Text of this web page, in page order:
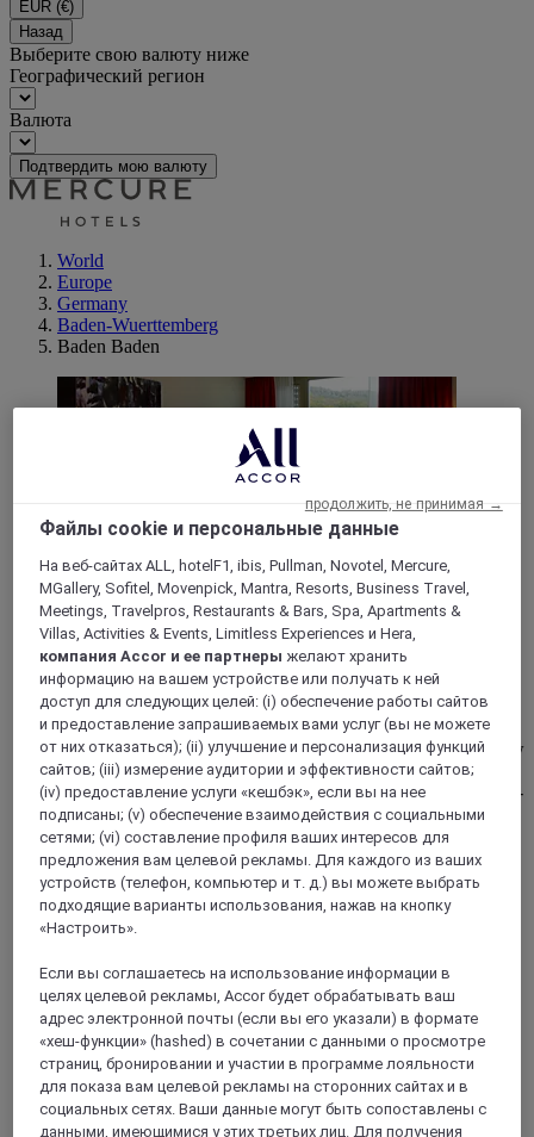
EUR (€)
Назад
Выберите свою валюту ниже
Географический регион
Валюта
Подтвердить мою валюту
World
Europe
Germany
Baden-Wuerttemberg
Baden Baden
BADEN, Германия
TRIBE Baden-Baden
Our 4-star design hotel TRIBE Baden-Baden combines a new
lifestyle culture with the historic charm of the well-known spa
town. Centrally located near the old town, our hotel in Baden-
Baden embodies chic design, balanced color and lighting
concepts, and smart comfort. Our 136 cozy rooms are sure to
offer peace and quiet during your business stay or holiday in
Baden-Baden. In our social hub, you can work, chat or pass
the time in a relaxed and inviting atmosphere.
Файлы cookie и персональные данные
На веб-сайтах ALL, hotelF1, ibis, Pullman, Novotel, Mercure,
MGallery, Sofitel, Movenpick, Mantra, Resorts, Business Travel,
Meetings, Travelpros, Restaurants & Bars, Spa, Apartments &
Villas, Activities & Events, Limitless Experiences и Hera,
компания Accor и ее партнеры желают хранить
информацию на вашем устройстве или получать к ней
доступ для следующих целей: (i) обеспечение работы сайтов
и предоставление запрашиваемых вами услуг (вы не можете
от них отказаться); (ii) улучшение и персонализация функций
сайтов; (iii) измерение аудитории и эффективности сайтов;
(iv) предоставление услуги «кешбэк», если вы на нее
подписаны; (v) обеспечение взаимодействия с социальными
сетями; (vi) составление профиля ваших интересов для
предложения вам целевой рекламы. Для каждого из ваших
устройств (телефон, компьютер и т. д.) вы можете выбрать
подходящие варианты использования, нажав на кнопку
«Настроить».
Если вы соглашаетесь на использование информации в
целях целевой рекламы, Accor будет обрабатывать ваш
адрес электронной почты (если вы его указали) в формате
«хеш-функции» (hashed) в сочетании с данными о просмотре
страниц, бронировании и участии в программе лояльности
для показа вам целевой рекламы на сторонних сайтах и в
социальных сетях. Ваши данные могут быть сопоставлены с
данными, имеющимися у этих третьих лиц. Для получения
продолжить, не принимая →